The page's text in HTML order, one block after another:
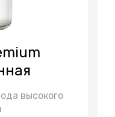
высокого